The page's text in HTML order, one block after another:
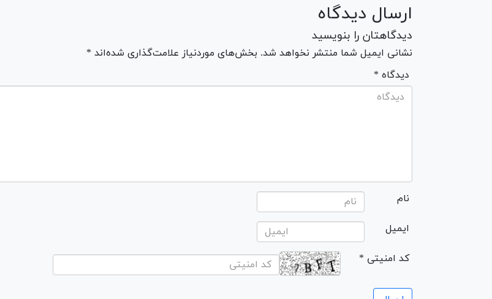
ارسال دیدگاه
دیدگاهتان را بنویسید
نشانی ایمیل شما منتشر نخواهد شد. بخش‌های موردنیاز علامت‌گذاری شده‌اند *
* دیدگاه
نام
ایمیل
* کد امنیتی